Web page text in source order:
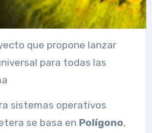
que propone lanzar
para todas las
sistemas operativos
se basa en Polígono,